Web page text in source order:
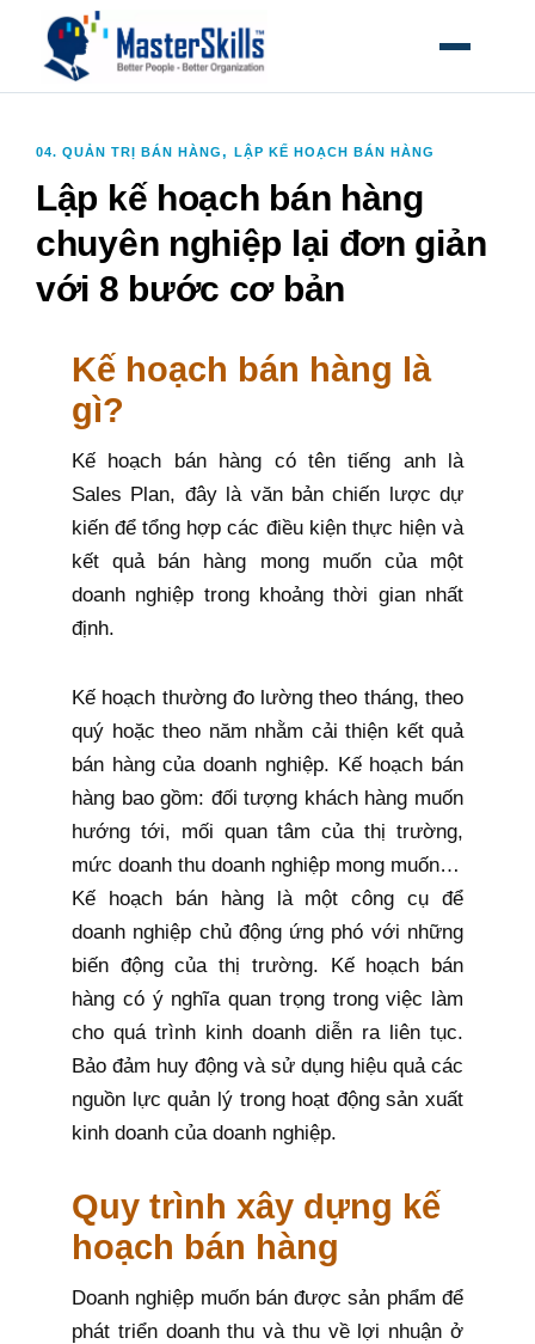
MỞ MENU
04. QUẢN TRỊ BÁN HÀNG, LẬP KẾ HOẠCH BÁN HÀNG
Lập kế hoạch bán hàng
chuyên nghiệp lại đơn giản
với 8 bước cơ bản
Kế hoạch bán hàng là
gì?
Kế hoạch bán hàng có tên tiếng anh là
Sales Plan, đây là văn bản chiến lược dự
kiến để tổng hợp các điều kiện thực hiện và
kết quả bán hàng mong muốn của một
doanh nghiệp trong khoảng thời gian nhất
định.
Kế hoạch thường đo lường theo tháng, theo
quý hoặc theo năm nhằm cải thiện kết quả
bán hàng của doanh nghiệp. Kế hoạch bán
hàng bao gồm: đối tượng khách hàng muốn
hướng tới, mối quan tâm của thị trường,
mức doanh thu doanh nghiệp mong muốn…
Kế hoạch bán hàng là một công cụ để
doanh nghiệp chủ động ứng phó với những
biến động của thị trường. Kế hoạch bán
hàng có ý nghĩa quan trọng trong việc làm
cho quá trình kinh doanh diễn ra liên tục.
Bảo đảm huy động và sử dụng hiệu quả các
nguồn lực quản lý trong hoạt động sản xuất
kinh doanh của doanh nghiệp.
Quy trình xây dựng kế
hoạch bán hàng
Doanh nghiệp muốn bán được sản phẩm để
phát triển doanh thu và thu về lợi nhuận ở